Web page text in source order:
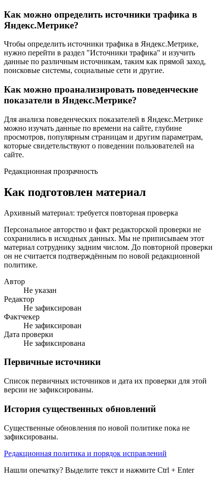
Как можно определить источники трафика в
Яндекс.Метрике?
Чтобы определить источники трафика в Яндекс.Метрике,
нужно перейти в раздел "Источники трафика" и изучить
данные по различным источникам, таким как прямой заход,
поисковые системы, социальные сети и другие.
Как можно проанализировать поведенческие
показатели в Яндекс.Метрике?
Для анализа поведенческих показателей в Яндекс.Метрике
можно изучать данные по времени на сайте, глубине
просмотров, популярным страницам и другим параметрам,
которые свидетельствуют о поведении пользователей на
сайте.
Редакционная прозрачность
Как подготовлен материал
Архивный материал: требуется повторная проверка
Персональное авторство и факт редакторской проверки не
сохранились в исходных данных. Мы не приписываем этот
материал сотруднику задним числом. До повторной проверки
он не считается подтверждённым по новой редакционной
политике.
Автор
Не указан
Редактор
Не зафиксирован
Фактчекер
Не зафиксирован
Дата проверки
Не зафиксирована
Первичные источники
Список первичных источников и дата их проверки для этой
версии не зафиксированы.
История существенных обновлений
Существенные обновления по новой политике пока не
зафиксированы.
Редакционная политика и порядок исправлений
Нашли опечатку? Выделите текст и нажмите Ctrl + Enter